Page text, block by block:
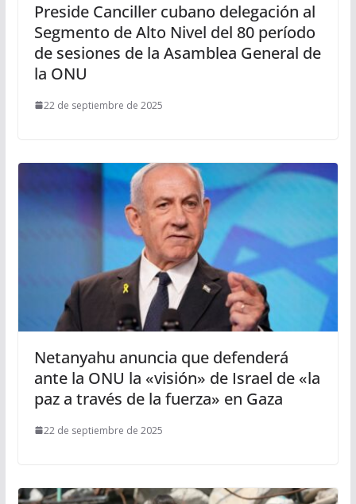
Preside Canciller cubano delegación al
Segmento de Alto Nivel del 80 período
de sesiones de la Asamblea General de
la ONU
22 de septiembre de 2025
Netanyahu anuncia que defenderá
ante la ONU la «visión» de Israel de «la
paz a través de la fuerza» en Gaza
22 de septiembre de 2025